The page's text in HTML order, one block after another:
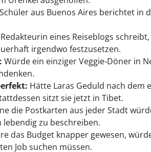
aus Buenos Aires berichtet
eines Reiseblogs
irgendwo festzusetzen.
Würde ein einziger Veggie-Döner in
Hätte Laras Geduld nach dem
sitzt sie jetzt in Tibet.
die Postkarten aus jeder Stadt
zu beschreiben.
das Budget knapper gewesen,
Job suchen müssen.